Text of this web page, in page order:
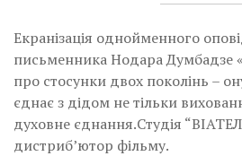
Екранізація однойменного
письменника Нодара Думбадзе
про стосунки двох поколінь –
єднає з дідом не тільки
духовне єднання.Студія
дистриб’ютор фільму.